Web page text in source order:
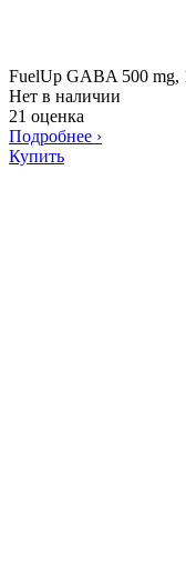
FuelUp GABA 500 mg,
Нет в наличии
21 оценка
Подробнее ›
Купить